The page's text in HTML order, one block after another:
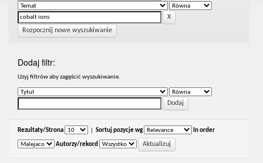
Rozpocznij nowe wyszukiwanie
Dodaj filtr:
Uzyj filtrów aby zagęścić wyszukiwanie.
Rezultaty/Strona Sortuj pozycje wg In order
Autorzy/rekord